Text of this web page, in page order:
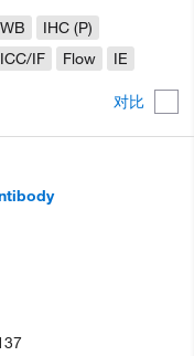
对比
WB
IHC (P)
ICC/IF
Flow IE